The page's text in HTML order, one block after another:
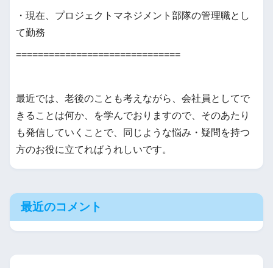
・現在、プロジェクトマネジメント部隊の管理職とし
て勤務
==============================
最近では、老後のことも考えながら、会社員としてで
きることは何か、を学んでおりますので、そのあたり
も発信していくことで、同じような悩み・疑問を持つ
方のお役に立てればうれしいです。
最近のコメント